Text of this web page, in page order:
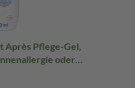
Après Pflege-Gel,
oder
pflegt nach der
Feuchtigkeit, für